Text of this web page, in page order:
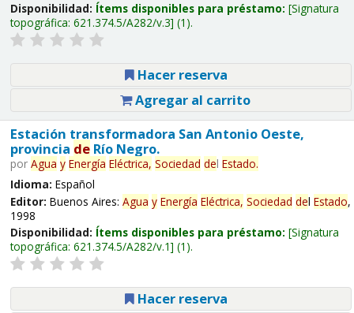
Disponibilidad: Ítems disponibles para préstamo: Signatura
topográfica: 621.374.5/A282/v.3 (1).
Hacer reserva
Agregar al carrito
Estación transformadora San Antonio Oeste,
provincia deRío Negro.
por Agua y Energía Eléctrica, Sociedad del Estado.
Idioma: Español
Editor: Buenos Aires: Agua y Energía Eléctrica, Sociedad del Estado,
1998
Disponibilidad: Ítems disponibles para préstamo: Signatura
topográfica: 621.374.5/A282/v.1 (1).
Hacer reserva